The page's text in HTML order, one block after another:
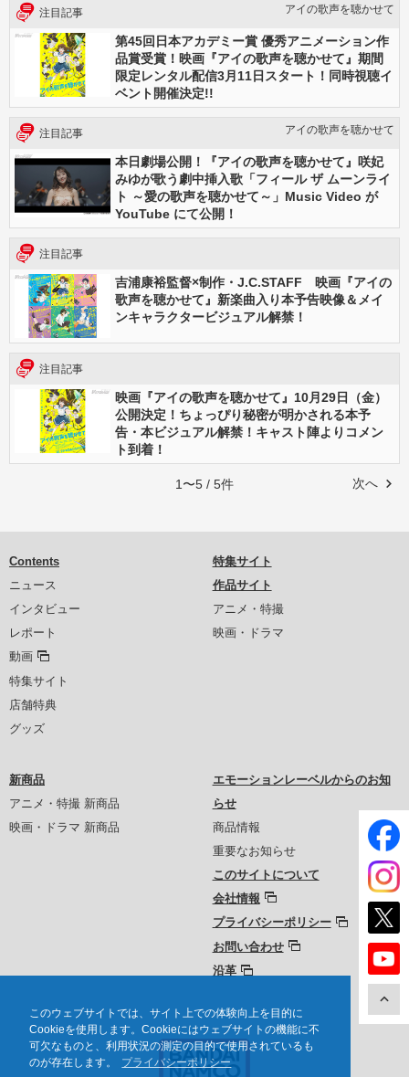
このウェブサイトでは、サイト上での体験向上を目的に
Cookieを使用します。Cookieにはウェブサイトの機能に不
可欠なものと、利用状況の測定の目的で使用されているも
のが存在します。
プライバシーポリシー
注目記事 アイの歌声を聴かせて
第45回日本アカデミー賞 優秀アニメーション作
品賞受賞！映画『アイの歌声を聴かせて』期間
限定レンタル配信3月11日スタート！同時視聴イ
ベント開催決定!!
注目記事 アイの歌声を聴かせて
本日劇場公開！『アイの歌声を聴かせて』咲妃
みゆが歌う劇中挿入歌「フィール ザ ムーンライ
ト ～愛の歌声を聴かせて～」Music Video が
YouTube にて公開！
注目記事
吉浦康裕監督×制作・J.C.STAFF 映画『アイの
歌声を聴かせて』新楽曲入り本予告映像＆メイ
ンキャラクタービジュアル解禁！
注目記事
映画『アイの歌声を聴かせて』10月29日（金）
公開決定！ちょっぴり秘密が明かされる本予
告・本ビジュアル解禁！キャスト陣よりコメン
ト到着！
次へ
1〜5 / 5件
Contents
ニュース
インタビュー
レポート
動画
特集サイト
店舗特典
グッズ
特集サイト
作品サイト
アニメ・特撮
映画・ドラマ
新商品
アニメ・特撮 新商品
映画・ドラマ 新商品
エモーションレーベルからのお知
らせ
商品情報
重要なお知らせ
このサイトについて
会社情報
プライバシーポリシー
お問い合わせ
沿革